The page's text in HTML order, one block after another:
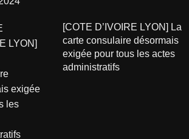
[COTE D’IVOIRE LYON] La
carte consulaire désormais
exigée pour tous les actes
administratifs